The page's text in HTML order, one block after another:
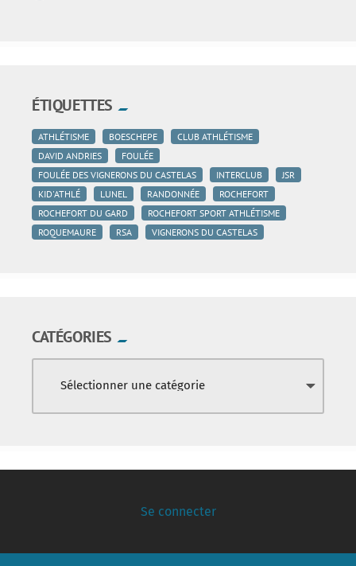
ÉTIQUETTES
ATHLÉTISME BOESCHEPE
CLUB ATHLÉTISME
DAVID ANDRIES
FOULÉE
FOULÉE DES VIGNERONS DU CASTELAS
INTERCLUB
JSR
KID'ATHLÉ
LUNEL RANDONNÉE
ROCHEFORT
ROCHEFORT DU GARD
ROCHEFORT SPORT ATHLÉTISME
ROQUEMAURE
RSA VIGNERONS DU CASTELAS
CATÉGORIES
Se connecter